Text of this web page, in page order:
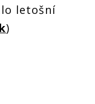
letošní
)